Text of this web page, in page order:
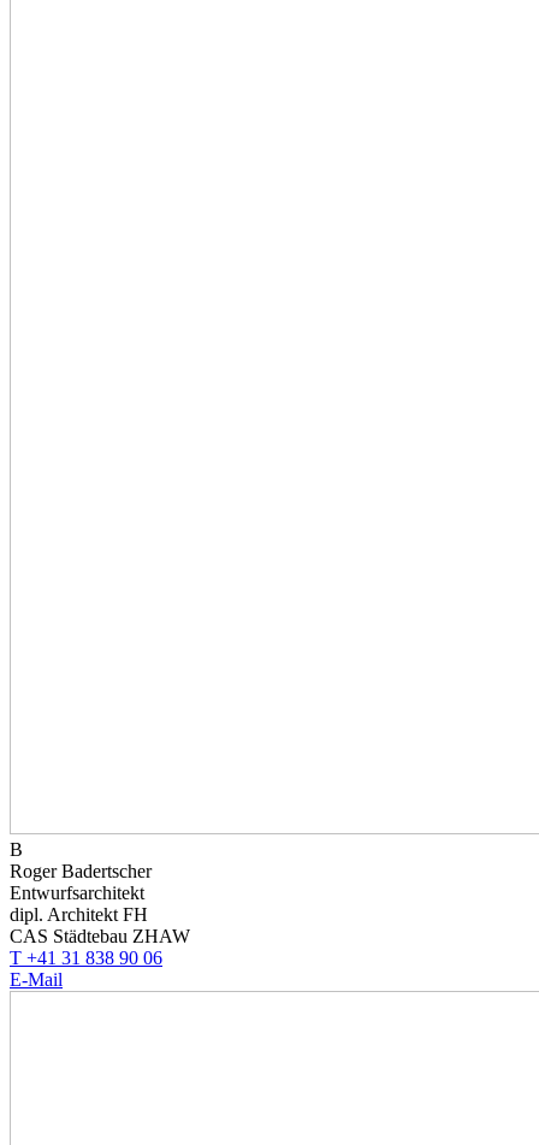
B
Roger Badertscher
Entwurfsarchitekt
dipl. Architekt FH
CAS Städtebau ZHAW
T +41 31 838 90 06
E-Mail